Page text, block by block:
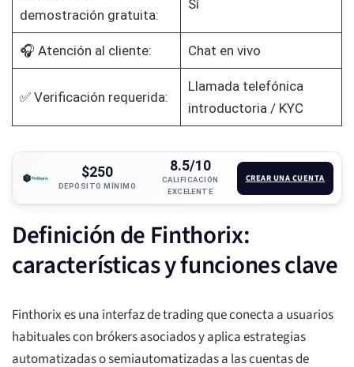
demostración gratuita:
Sí
🎧 Atención al cliente: Chat en vivo
✅ Verificación requerida:
Llamada telefónica
introductoria / KYC
$250
DEPÓSITO MÍNIMO
8.5/10
CALIFICACIÓN
EXCELENTE
CREAR UNA CUENTA
Definición de Finthorix:
características y funciones clave
Finthorix es una interfaz de trading que conecta a usuarios
habituales con brókers asociados y aplica estrategias
automatizadas o semiautomatizadas a las cuentas de